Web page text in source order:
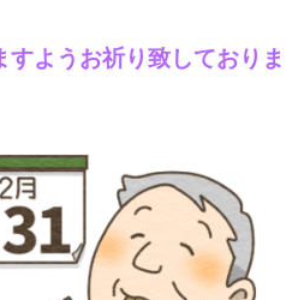
ようお祈り致しておりま